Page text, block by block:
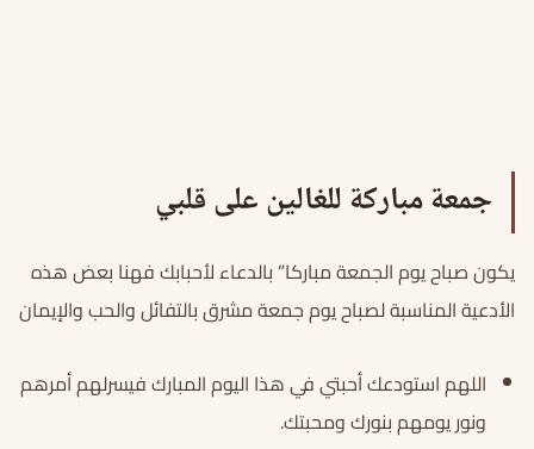
جمعة مباركة للغالين على قلبي
يكون صباح يوم الجمعة مباركا” بالدعاء لأحبابك فهنا بعض هذه
الأدعية المناسبة لصباح يوم جمعة مشرق بالتفائل والحب والإيمان
اللهم استودعك أحبتي في هذا اليوم المبارك فيسرلهم أمرهم
ونور يومهم بنورك ومحبتك.